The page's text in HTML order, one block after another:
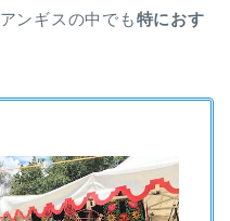
ンギスの中でも特におす